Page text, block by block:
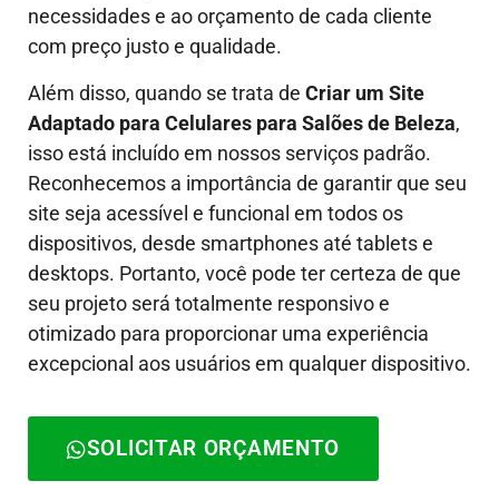
necessidades e ao orçamento de cada cliente
com preço justo e qualidade.
Além disso, quando se trata de Criar um Site
Adaptado para Celulares para Salões de Beleza,
isso está incluído em nossos serviços padrão.
Reconhecemos a importância de garantir que seu
site seja acessível e funcional em todos os
dispositivos, desde smartphones até tablets e
desktops. Portanto, você pode ter certeza de que
seu projeto será totalmente responsivo e
otimizado para proporcionar uma experiência
excepcional aos usuários em qualquer dispositivo.
SOLICITAR ORÇAMENTO